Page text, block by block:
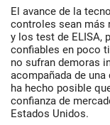
El avance de la
controles sean más
y los test de ELISA,
confiables en poco
no sufran demoras
acompañada de
ha hecho posible
confianza de
Estados Unidos.